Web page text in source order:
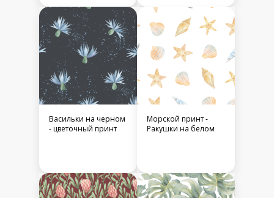
Васильки на черном
- цветочный принт
Морской принт -
Ракушки на белом